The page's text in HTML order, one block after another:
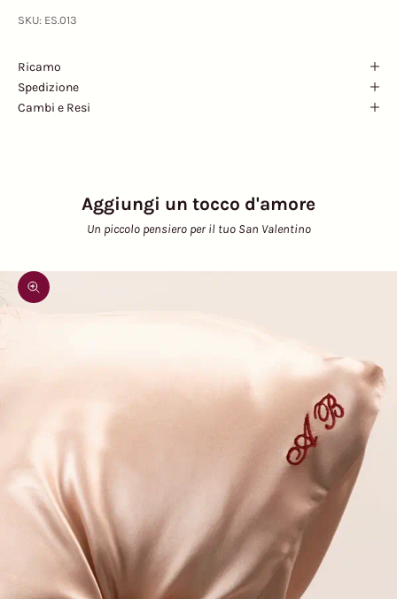
SKU: ES.013
Ricamo
Spedizione
Cambi e Resi
Aggiungi un tocco d'amore
Un piccolo pensiero per il tuo San Valentino
Ingrandisci immagine